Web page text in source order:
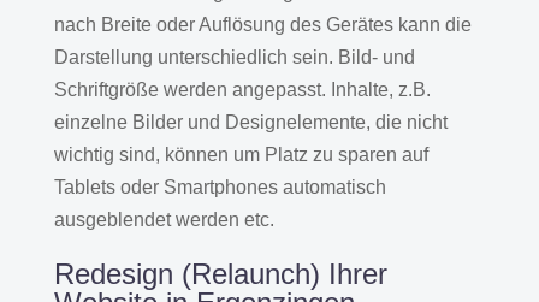
nach Breite oder Auflösung des Gerätes kann die
Darstellung unterschiedlich sein. Bild- und
Schriftgröße werden angepasst. Inhalte, z.B.
einzelne Bilder und Designelemente, die nicht
wichtig sind, können um Platz zu sparen auf
Tablets oder Smartphones automatisch
ausgeblendet werden etc.
Redesign (Relaunch) Ihrer